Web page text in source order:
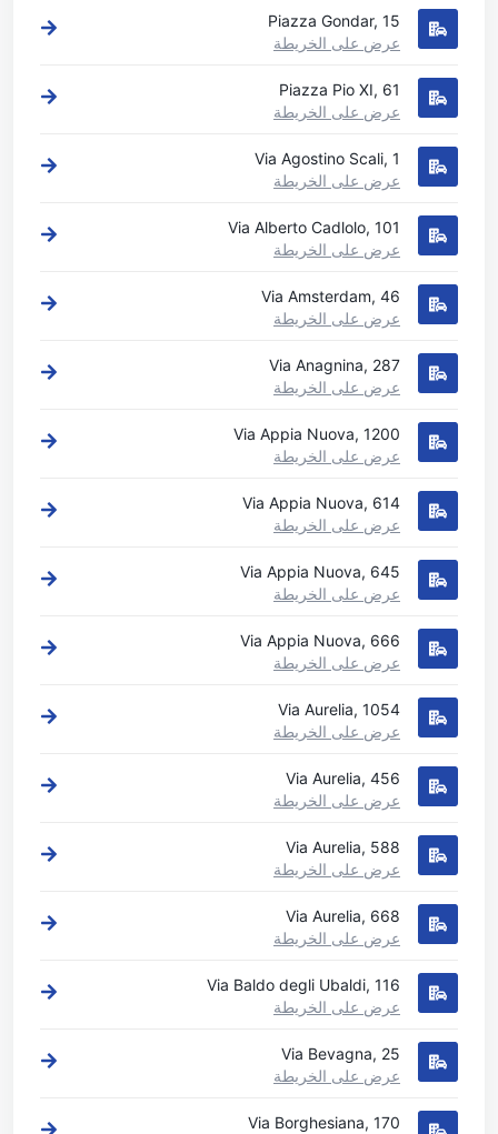
Piazza Gondar, 15
عرض على الخريطة
Piazza Pio XI, 61
عرض على الخريطة
Via Agostino Scali, 1
عرض على الخريطة
Via Alberto Cadlolo, 101
عرض على الخريطة
Via Amsterdam, 46
عرض على الخريطة
Via Anagnina, 287
عرض على الخريطة
Via Appia Nuova, 1200
عرض على الخريطة
Via Appia Nuova, 614
عرض على الخريطة
Via Appia Nuova, 645
عرض على الخريطة
Via Appia Nuova, 666
عرض على الخريطة
Via Aurelia, 1054
عرض على الخريطة
Via Aurelia, 456
عرض على الخريطة
Via Aurelia, 588
عرض على الخريطة
Via Aurelia, 668
عرض على الخريطة
Via Baldo degli Ubaldi, 116
عرض على الخريطة
Via Bevagna, 25
عرض على الخريطة
Via Borghesiana, 170